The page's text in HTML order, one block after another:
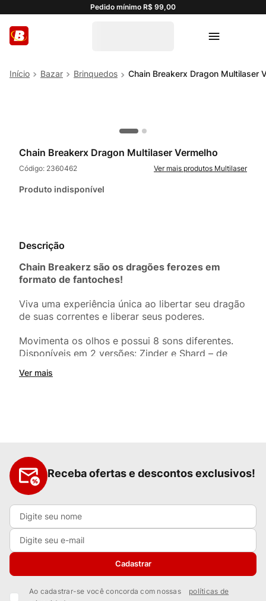
Pedido mínimo R$ 99,00
Bazar Brinquedos Chain Breakerx Dragon Multilaser
Chain Breakerx Dragon Multilaser Vermelho
Código: 2360462 Multilaser
Produto indisponível
Descrição
Chain Breakerz são os dragões ferozes em
formato de fantoches!
Viva uma experiência única ao libertar seu dragão
de suas correntes e liberar seus poderes.
Movimenta os olhos e possui 8 sons diferentes.
Disponíveis em 2 versões: Zinder e Shard – de
Ver mais
Receba ofertas e descontos exclusivos!
Cadastrar
Ao cadastrar-se você concorda com nossas
políticas de